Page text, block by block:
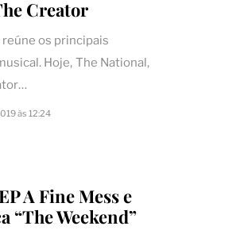
Creator
reúne os principais
Hoje, The National,
às 12:24
A Fine Mess e
“The Weekend”